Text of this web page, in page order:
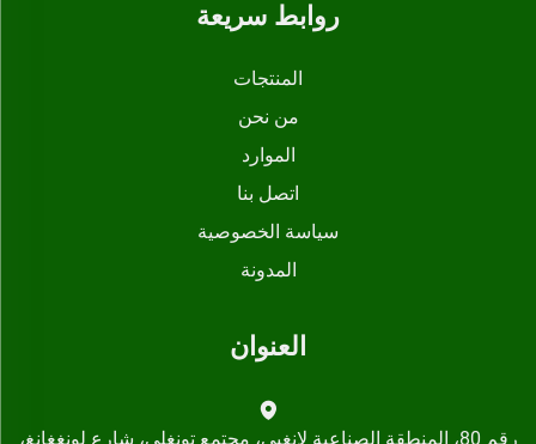
روابط سريعة
المنتجات
من نحن
الموارد
اتصل بنا
سياسة الخصوصية
المدونة
العنوان
رقم 80، المنطقة الصناعية لانغبي، مجتمع تونغلي، شارع لونغغانغ،